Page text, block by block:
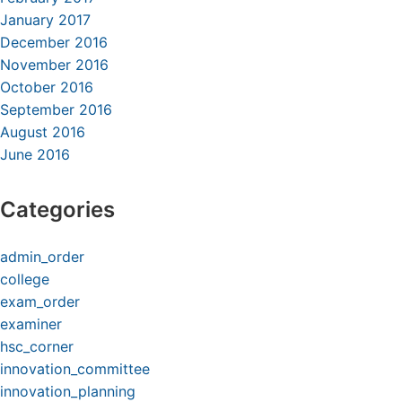
January 2017
December 2016
November 2016
October 2016
September 2016
August 2016
June 2016
Categories
admin_order
college
exam_order
examiner
hsc_corner
innovation_committee
innovation_planning